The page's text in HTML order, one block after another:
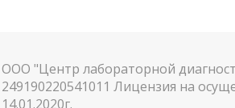
ООО "Центр лабораторной
249190220541011 Лицензия на
14.01.2020г.